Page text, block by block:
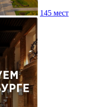
145 мест